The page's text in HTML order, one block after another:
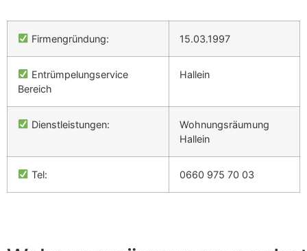
Firmengründung: 15.03.1997
Entrümpelungservice
Bereich
Hallein
Dienstleistungen:
Wohnungsräumung
Hallein
Tel: 0660 975 70 03